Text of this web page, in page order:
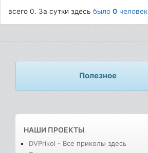
всего 0. За сутки здесьбыло0 человек
Полезное
НАШИ ПРОЕКТЫ
DVPrikol - Все приколы здесь